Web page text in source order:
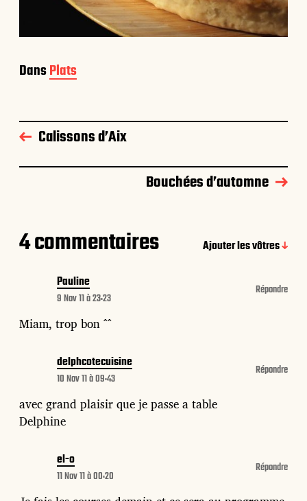
DansPlats
Calissons d’Aix
Bouchées d’automne
4 commentaires
Ajouter les vôtres
Pauline
9 Nov 11 à 23:23
Miam, trop bon ^^
Répondre
delphcotecuisine
10 Nov 11 à 09:43
avec grand plaisir que je passe a table
Delphine
Répondre
el-o
11 Nov 11 à 00:20
Répondre